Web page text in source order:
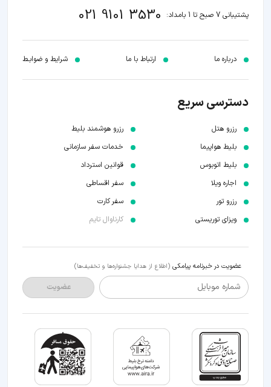
پشتیبانی 7 صبح تا 1 بامداد: 021 9101 3530
درباره ما ارتباط با ما شرایط و ضوابـط
دسترسی سریع
رزرو هتل
بلیط هواپیما
بلیط اتوبوس
اجاره ویلا
رزرو تور
ویزای توریستی
رزرو هوشمند بلیط
خدمات سفر سازمانی
قوانین استرداد
سفر اقساطی
سفر کارت
کارناوال تایم
عضویت در خبرنامه پیامکی (اطلاع از هدایا جشنواره‌ها و تخفیف‌ها)
شماره موبایل عضویت